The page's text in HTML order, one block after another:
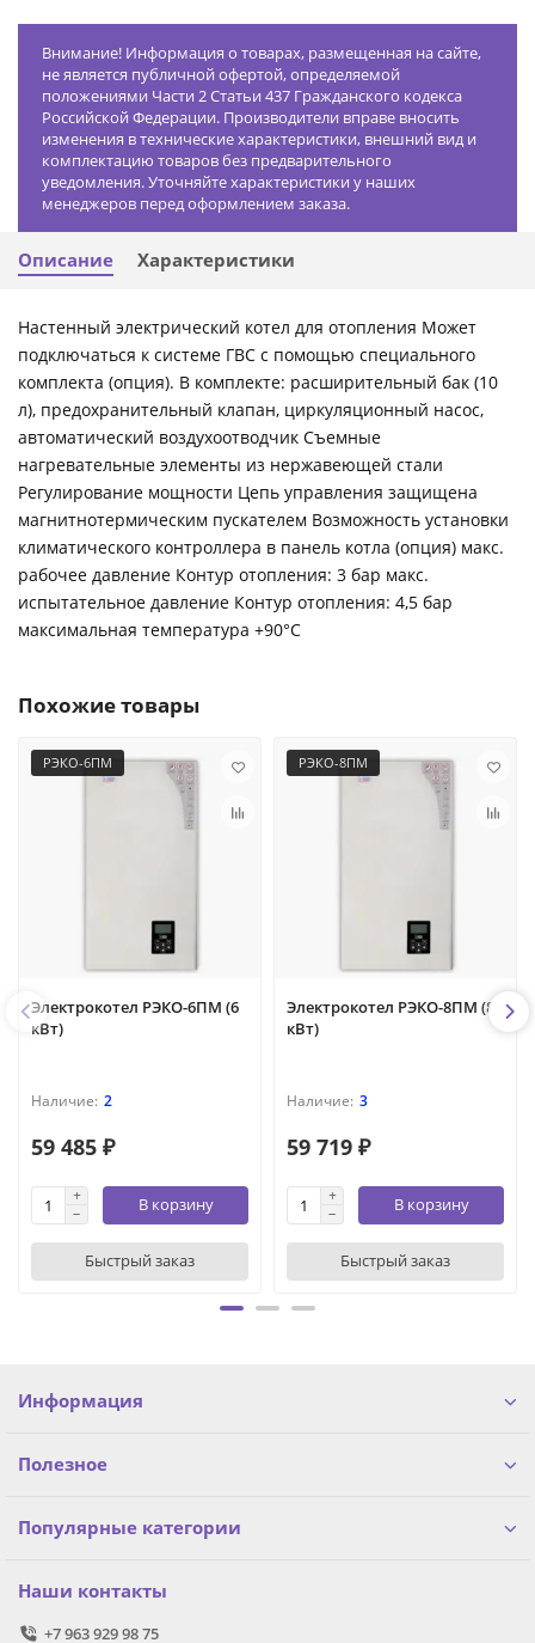
Внимание! Информация о товарах, размещенная на сайте,
не является публичной офертой, определяемой
положениями Части 2 Статьи 437 Гражданского кодекса
Российской Федерации. Производители вправе вносить
изменения в технические характеристики, внешний вид и
комплектацию товаров без предварительного
уведомления. Уточняйте характеристики у наших
менеджеров перед оформлением заказа.
Описание Характеристики
Настенный электрический котел для отопления Может
подключаться к системе ГВС с помощью специального
комплекта (опция). В комплекте: расширительный бак (10
л), предохранительный клапан, циркуляционный насос,
автоматический воздухоотводчик Съемные
нагревательные элементы из нержавеющей стали
Регулирование мощности Цепь управления защищена
магнитнотермическим пускателем Возможность установки
климатического контроллера в панель котла (опция) макс.
рабочее давление Контур отопления: 3 бар макс.
испытательное давление Контур отопления: 4,5 бар
максимальная температура +90°C
Похожие товары
РЭКО-6ПМ
Электрокотел РЭКО-6ПМ (6
кВт)
2
59 485 ₽
В корзину
Быстрый заказ
РЭКО-8ПМ
Электрокотел РЭКО-8ПМ (8
кВт)
3
59 719 ₽
В корзину
Быстрый заказ
Информация
Полезное
Популярные категории
Наши контакты
+7 963 929 98 75